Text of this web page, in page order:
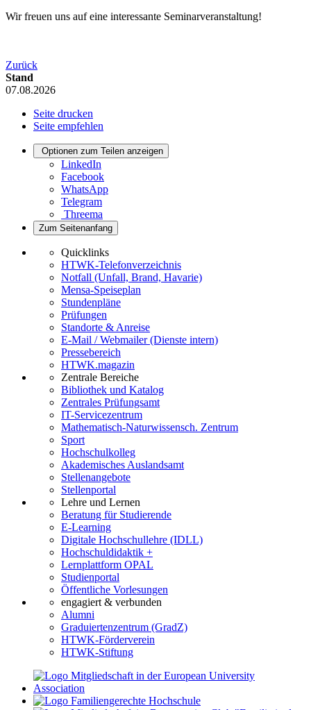
Wir freuen uns auf eine interessante Seminarveranstaltung!
Zurück
Stand
07.08.2026
Seite drucken
Seite empfehlen
Optionen zum Teilen anzeigen
LinkedIn
Facebook
WhatsApp
Telegram
Threema
Zum Seitenanfang
Quicklinks
HTWK-Telefonverzeichnis
Notfall (Unfall, Brand, Havarie)
Mensa-Speiseplan
Stundenpläne
Prüfungen
Standorte & Anreise
E-Mail / Webmailer (Dienste intern)
Pressebereich
HTWK.magazin
Zentrale Bereiche
Bibliothek und Katalog
Zentrales Prüfungsamt
IT-Servicezentrum
Mathematisch-Naturwissensch. Zentrum
Sport
Hochschulkolleg
Akademisches Auslandsamt
Stellenangebote
Stellenportal
Lehre und Lernen
Beratung für Studierende
E-Learning
Digitale Hochschullehre (IDLL)
Hochschuldidaktik +
Lernplattform OPAL
Studienportal
Öffentliche Vorlesungen
engagiert & verbunden
Alumni
Graduiertenzentrum (GradZ)
HTWK-Förderverein
HTWK-Stiftung